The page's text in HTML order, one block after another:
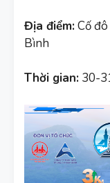
Địa điểm:Cố
Bình
Thời gian: 30-